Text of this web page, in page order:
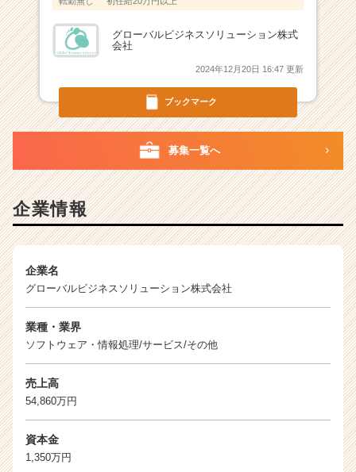
ブックマーク
グローバルビジネスソリューション株式
会社
2024年12月20日 16:47 更新
募集一覧へ
企業情報
企業名
グローバルビジネスソリューション株式会社
業種・業界
ソフトウェア・情報処理/サービス/その他
売上高
54,860万円
資本金
1,350万円